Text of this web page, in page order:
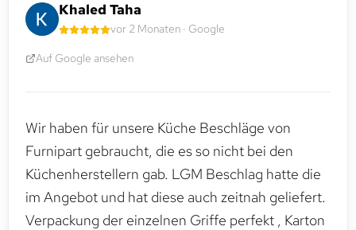
Khaled Taha
vor 2 Monaten · Google
Auf Google ansehen
Wir haben für unsere Küche Beschläge von
Furnipart gebraucht, die es so nicht bei den
Küchenherstellern gab. LGM Beschlag hatte die
im Angebot und hat diese auch zeitnah geliefert.
Verpackung der einzelnen Griffe perfekt , Karton